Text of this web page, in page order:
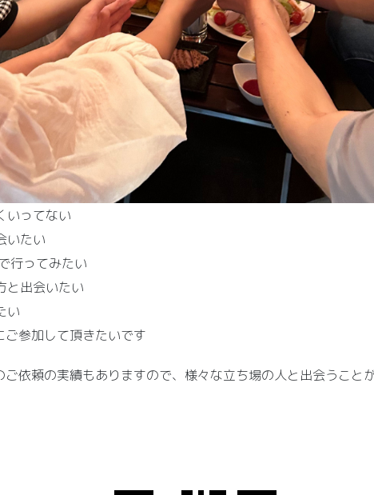
いってない
いたい
行ってみたい
と出会いたい
い
ご参加して頂きたいです
依頼の実績もありますので、様々な立ち場の人と出会うこと